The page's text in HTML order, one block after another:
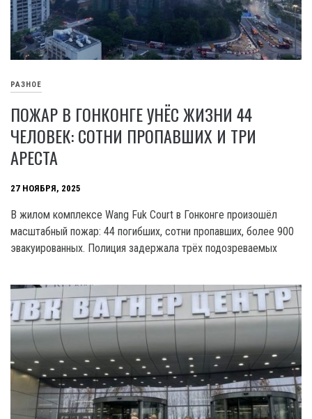
РАЗНОЕ
ПОЖАР В ГОНКОНГЕ УНЁС ЖИЗНИ 44
ЧЕЛОВЕК: СОТНИ ПРОПАВШИХ И ТРИ
АРЕСТА
27 НОЯБРЯ, 2025
В жилом комплексе Wang Fuk Court в Гонконге произошёл
масштабный пожар: 44 погибших, сотни пропавших, более 900
эвакуированных. Полиция задержала трёх подозреваемых